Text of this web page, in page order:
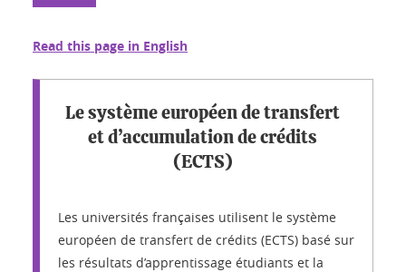
Read this page in English
Le système européen de transfert
et d’accumulation de crédits
(ECTS)
Les universités françaises utilisent le système
européen de transfert de crédits (ECTS) basé sur
les résultats d’apprentissage étudiants et la